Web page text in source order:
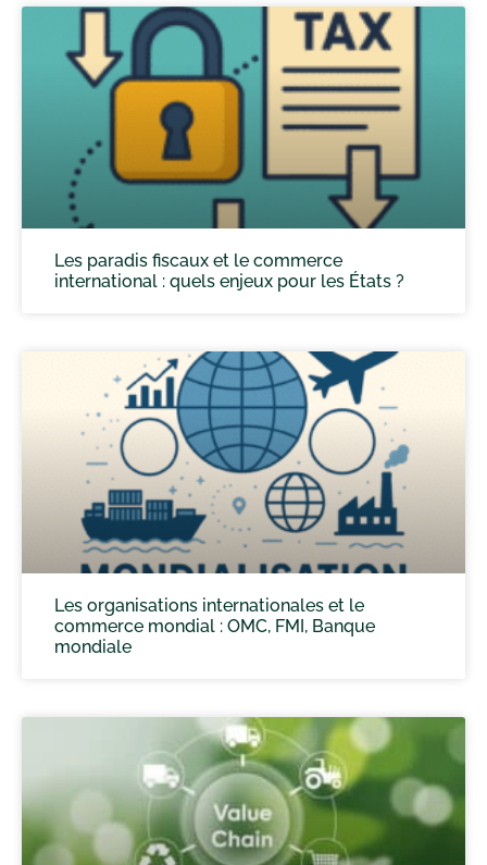
Les paradis fiscaux et le commerce
international : quels enjeux pour les États ?
Les organisations internationales et le
commerce mondial : OMC, FMI, Banque
mondiale